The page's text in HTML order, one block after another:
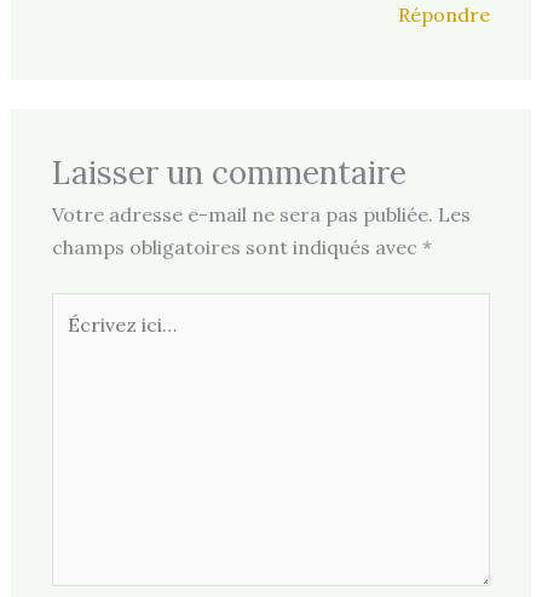
Répondre
Laisser un commentaire
Votre adresse e-mail ne sera pas publiée. Les
champs obligatoires sont indiqués avec *
ici…